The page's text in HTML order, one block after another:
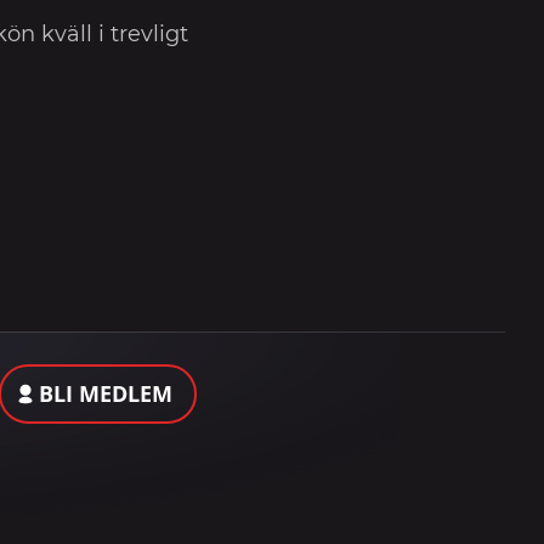
kväll i trevligt
BLI MEDLEM